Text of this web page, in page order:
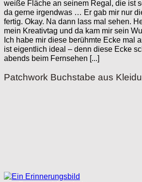
weiße Fläche an seinem Regal, die ist
da gerne irgendwas … Er gab mir nur
fertig. Okay. Na dann lass mal sehen.
mein Kreativtag und da kam mir sein
Ich habe mir diese berühmte Ecke mal
ist eigentlich ideal – denn diese Ecke
abends beim Fernsehen [...]
Patchwork Buchstabe aus